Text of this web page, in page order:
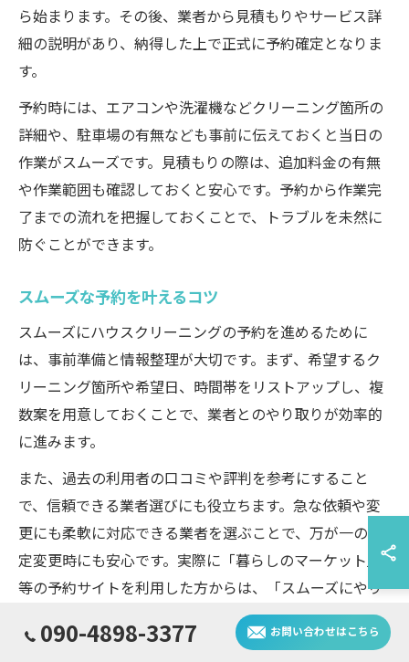
ら始まります。その後、業者から見積もりやサービス詳
細の説明があり、納得した上で正式に予約確定となりま
す。
予約時には、エアコンや洗濯機などクリーニング箇所の
詳細や、駐車場の有無なども事前に伝えておくと当日の
作業がスムーズです。見積もりの際は、追加料金の有無
や作業範囲も確認しておくと安心です。予約から作業完
了までの流れを把握しておくことで、トラブルを未然に
防ぐことができます。
スムーズな予約を叶えるコツ
スムーズにハウスクリーニングの予約を進めるために
は、事前準備と情報整理が大切です。まず、希望するク
リーニング箇所や希望日、時間帯をリストアップし、複
数案を用意しておくことで、業者とのやり取りが効率的
に進みます。
また、過去の利用者の口コミや評判を参考にすること
で、信頼できる業者選びにも役立ちます。急な依頼や変
更にも柔軟に対応できる業者を選ぶことで、万が一の予
定変更時にも安心です。実際に「暮らしのマーケット」
等の予約サイトを利用した方からは、「スムーズにやり
取りができて安心だった」という声も多く寄せられてい
ます。090-4898-3377 お問い合わせはこちら